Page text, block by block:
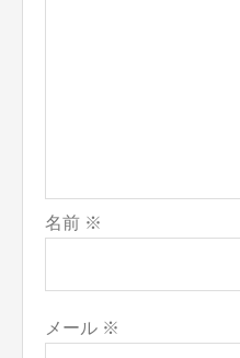
名前 ※
メール ※